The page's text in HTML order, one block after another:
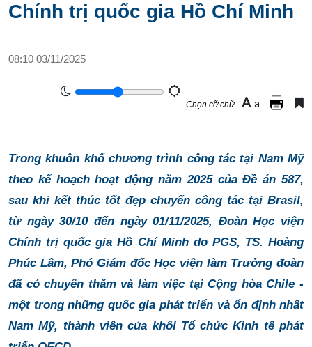
Chính trị quốc gia Hồ Chí Minh
08:10 03/11/2025
Chọn cỡ chữ A a
Trong khuôn khổ chương trình công tác tại Nam Mỹ
theo kế hoạch hoạt động năm 2025 của Đề án 587,
sau khi kết thúc tốt đẹp chuyến công tác tại Brasil,
từ ngày 30/10 đến ngày 01/11/2025, Đoàn Học viện
Chính trị quốc gia Hồ Chí Minh do PGS, TS. Hoàng
Phúc Lâm, Phó Giám đốc Học viện làm Trưởng đoàn
đã có chuyến thăm và làm việc tại Cộng hòa Chile -
một trong những quốc gia phát triển và ổn định nhất
Nam Mỹ, thành viên của khối Tổ chức Kinh tế phát